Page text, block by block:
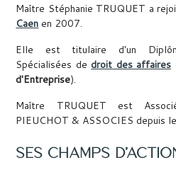
Maître Stéphanie TRUQUET a
Caen en 2007.
Elle est titulaire d'un
Spécialisées de droit des affaires
d'Entreprise).
Maître TRUQUET est
PIEUCHOT & ASSOCIES depuis
SES CHAMPS